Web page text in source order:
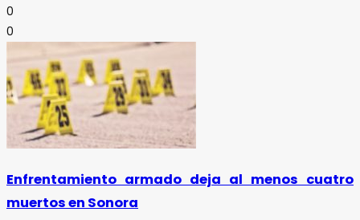
0
0
Enfrentamiento armado deja al menos cuatro
muertos en Sonora